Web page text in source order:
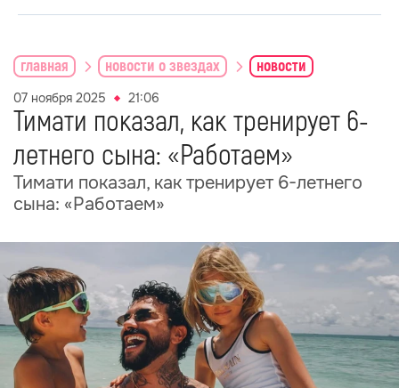
главная новости о звездах новости
07 ноября 2025 21:06
Тимати показал, как тренирует 6-
летнего сына: «Работаем»
Тимати показал, как тренирует 6-летнего
сына: «Работаем»